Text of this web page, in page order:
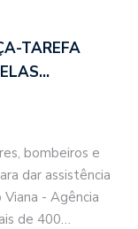
TAREFA
bombeiros e
dar assistência
- Agência
de 400…